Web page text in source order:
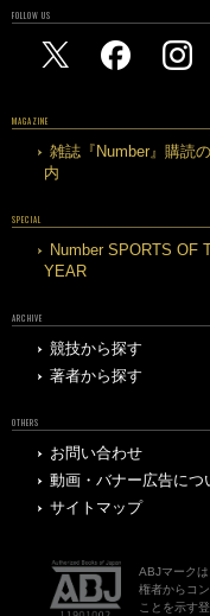
FOLLOW US
MAGAZINE
雑誌『Number』購読
内
SPECIAL
Number SPORTS OF
YEAR
ARCHIVE
競技から探す
著者から探す
OTHERS
お問い合わせ
動画・バナー広告につ
サイトマップ
ABJマーク
権者からコ
ことを示す